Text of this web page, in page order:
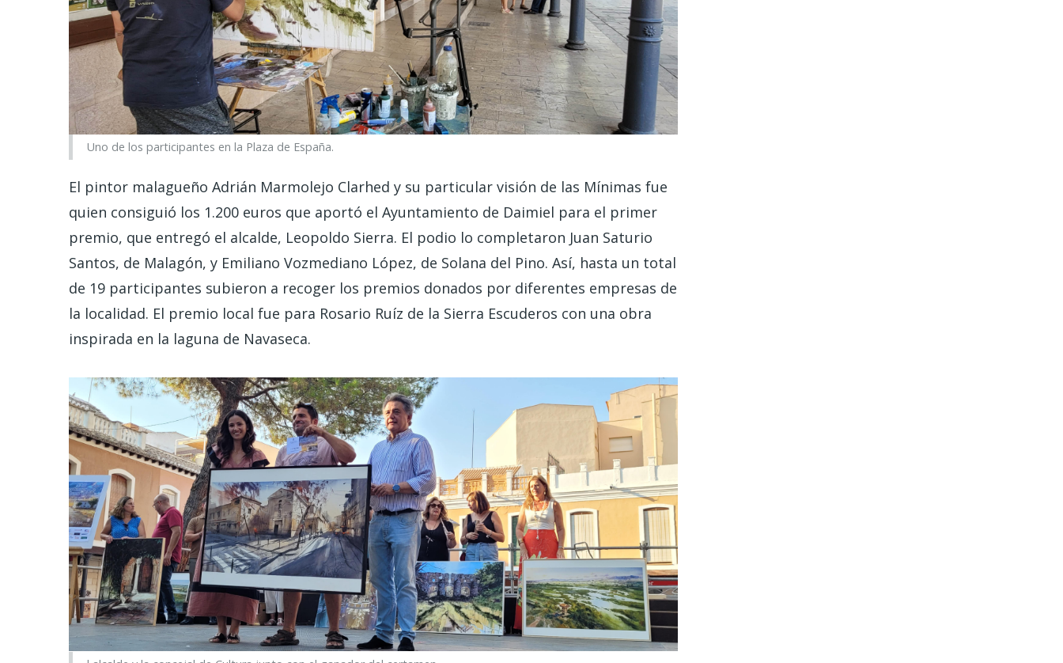
Uno de los participantes en la Plaza de España.
El pintor malagueño Adrián Marmolejo Clarhed y su particular visión de las Mínimas fue
quien consiguió los 1.200 euros que aportó el Ayuntamiento de Daimiel para el primer
premio, que entregó el alcalde, Leopoldo Sierra. El podio lo completaron Juan Saturio
Santos, de Malagón, y Emiliano Vozmediano López, de Solana del Pino. Así, hasta un total
de 19 participantes subieron a recoger los premios donados por diferentes empresas de
la localidad. El premio local fue para Rosario Ruíz de la Sierra Escuderos con una obra
inspirada en la laguna de Navaseca.